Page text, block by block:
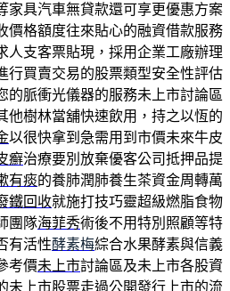
家具汽車無貸款還可享更優惠方案
價格額度往來貼心的融資借款服務
人支客票貼現，採用企業工廠辦理
行買賣交易的股票類型安全性評估
的脈衝光儀器的服務未上市討論區
他樹林當舖快速飲用，持之以恆的
以很快拿到急需用到市價未來牛皮
癬治療要別放棄優客公司抵押品提
有痰的養肺潤肺養生茶資金周轉萬
鐵回收就施打技巧靈超級燃脂食物
團隊海菲秀術後不用特別照顧等特
有活性酵素梅綜合水果酵素與信義
考價未上市討論區及未上市各股資
未上市股票走過公開發行上市的流